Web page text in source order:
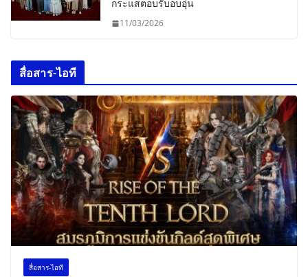
กระแสตอบรับอบอุ่น
11/03/2026
สื่อสาร-ไอที
สื่อสาร-ไอที